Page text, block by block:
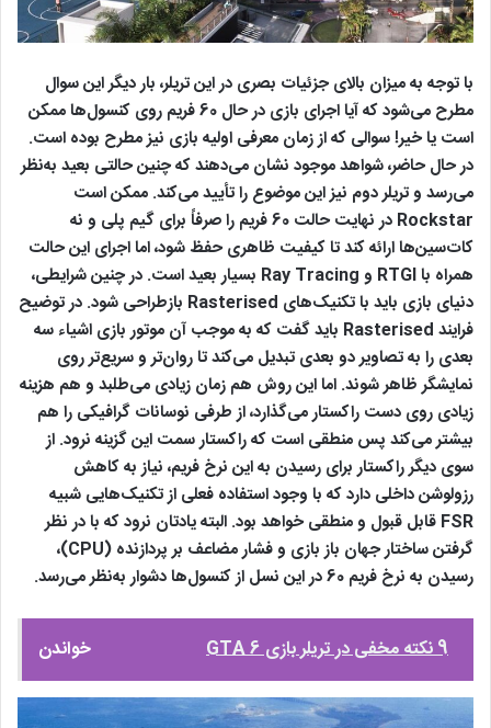
با توجه به میزان بالای جزئیات بصری در این تریلر، بار دیگر این سوال
مطرح می‌شود که آیا اجرای بازی در حال 60 فریم روی کنسول‌ها ممکن
است یا خیر! سوالی که از زمان معرفی اولیه بازی نیز مطرح بوده است.
در حال حاضر، شواهد موجود نشان می‌دهند که چنین حالتی بعید به‌نظر
می‌رسد و تریلر دوم نیز این موضوع را تأیید می‌کند. ممکن است
Rockstar در نهایت حالت 60 فریم را صرفاً برای گیم‌ پلی و نه
کات‌سین‌ها ارائه کند تا کیفیت ظاهری حفظ شود، اما اجرای این حالت
همراه با RTGI و Ray Tracing بسیار بعید است. در چنین شرایطی،
دنیای بازی باید با تکنیک‌های Rasterised بازطراحی شود. در توضیح
فرایند Rasterised باید گفت که به موجب آن موتور بازی اشیاء سه
‌بعدی را به تصاویر دو بعدی تبدیل می‌کند تا روان‌تر و سریع‌تر روی
نمایشگر ظاهر شوند. اما این روش هم زمان زیادی می‌طلبد و هم هزینه
زیادی روی دست راکستار می‌گذارد، از طرفی نوسانات گرافیکی را هم
بیشتر می‌کند پس منطقی است که راکستار سمت این گزینه نرود. از
سوی دیگر راکستار برای رسیدن به این نرخ فریم، نیاز به کاهش
رزولوشن داخلی دارد که با وجود استفاده فعلی از تکنیک‌هایی شبیه
FSR قابل قبول و منطقی خواهد بود. البته یادتان نرود که با در نظر
گرفتن ساختار جهان باز بازی و فشار مضاعف بر پردازنده (CPU)،
رسیدن به نرخ فریم 60 در این نسل از کنسول‌ها دشوار به‌نظر می‌رسد.
خواندن 9 نکته مخفی در تریلر بازی GTA 6